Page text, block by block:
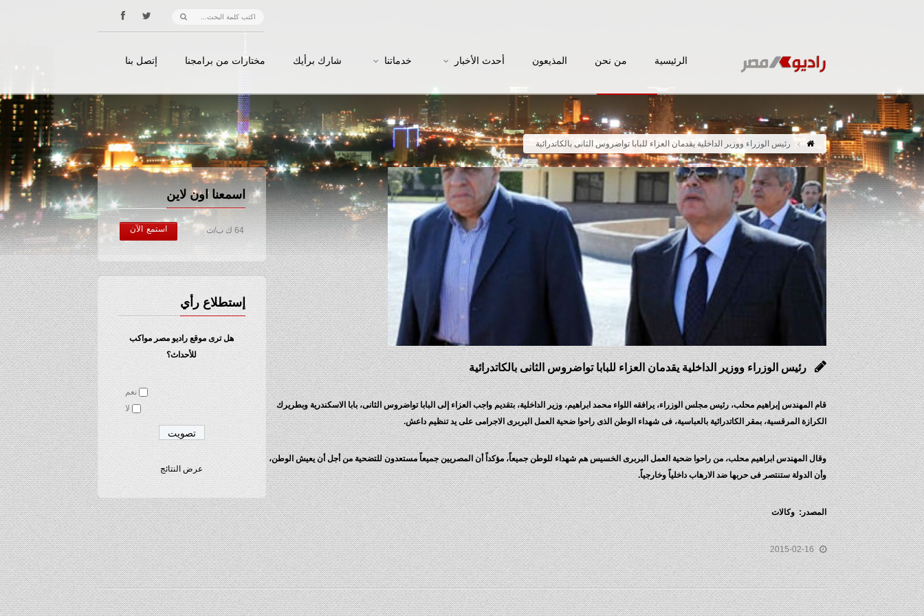
الرئيسية من نحن المذيعون أحدث الأخبار خدماتنا شارك برأيك مختارات من برامجنا إتصل بنا
رئيس الوزراء ووزير الداخلية يقدمان العزاء للبابا تواضروس الثانى بالكاتدرائية
اسمعنا اون لاين
64 ك ب/ث استمع الآن
إستطلاع رأي
هل ترى موقع راديو مصر مواكب
للأحداث؟
نعم
لا
عرض النتائج
رئيس الوزراء ووزير الداخلية يقدمان العزاء للبابا تواضروس الثانى بالكاتدرائية
قام المهندس إبراهيم محلب، رئيس مجلس الوزراء، يرافقه اللواء محمد ابراهيم، وزير الداخلية، بتقديم واجب العزاء إلى البابا تواضروس الثانى، بابا الاسكندرية وبطريرك
الكرازة المرقسية، بمقر الكاتدرائية بالعباسية، فى شهداء الوطن الذى راحوا ضحية العمل البربرى الاجرامى على يد تنظيم داعش.
وقال المهندس ابراهيم محلب، من راحوا ضحية العمل البربرى الخسيس هم شهداء للوطن جميعاً، مؤكداً أن المصريين جميعاً مستعدون للتضحية من أجل أن يعيش الوطن،
وأن الدولة ستنتصر فى حربها ضد الارهاب داخلياً وخارجياً.
المصدر: وكالات
2015-02-16